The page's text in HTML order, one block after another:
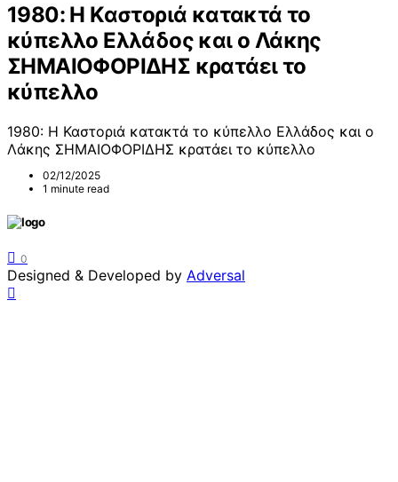
1980: Η Καστοριά κατακτά το
κύπελλο Ελλάδος και ο Λάκης
ΣΗΜΑΙΟΦΟΡΙΔΗΣ κρατάει το
κύπελλο
1980: Η Καστοριά κατακτά το κύπελλο Ελλάδος και ο
Λάκης ΣΗΜΑΙΟΦΟΡΙΔΗΣ κρατάει το κύπελλο
02/12/2025
1 minute read
0
Designed & Developed by Adversal